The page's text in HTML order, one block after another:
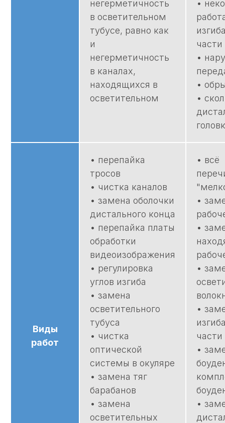
негерметичность
в осветительном
тубусе, равно как
и
негерметичность
в каналах,
находящихся в
осветительном
•
части
•
•
• скол
Виды
работ
• перепайка
тросов
• чистка каналов
• замена оболочки
дистального конца
• перепайка платы
обработки
видеоизображения
• регулировка
углов изгиба
• замена
осветительного
тубуса
• чистка
оптической
системы в окуляре
• замена тяг
барабанов
• замена
осветительных
• всё
•
•
•
•
части
•
•
Лицензия на ремонт
Подтверждает, что продукция
Сертификат соответствия